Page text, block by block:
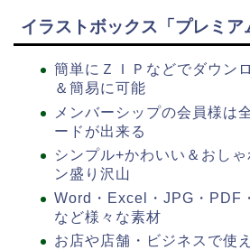
イラストボックス「プレミア
簡単にＺＩＰなどでダウン
＆簡易に可能
メンバーシップの会員様は
ードが出来る
シンプル+かわいい＆おし
ン盛り沢山
Word・Excel・JPG・PDF
など様々な素材
お店や店舗・ビジネスで使